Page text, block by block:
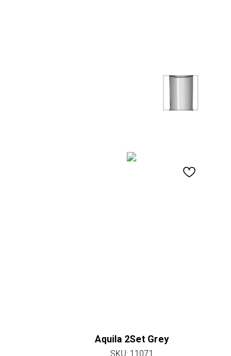
Aquila 2Set Grey
SKU: 11071